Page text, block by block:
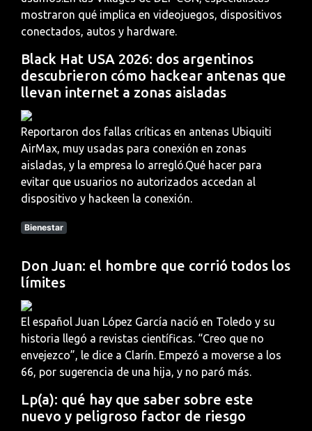
mostraron qué implica en videojuegos, dispositivos
conectados, autos y hardware.
Black Hat USA 2026: dos argentinos
descubrieron cómo hackear antenas que
llevan internet a zonas aisladas
Reportaron dos fallas críticas en antenas Ubiquiti
AirMax, muy usadas para conexión en zonas
aisladas, y la empresa lo arregló.Qué hacer para
evitar que usuarios no autorizados accedan al
dispositivo y hackeen la conexión.
Bienestar
Don Juan: el hombre que corrió todos los
límites
El español Juan López García nació en Toledo y su
historia llegó a revistas científicas. “Creo que no
envejezco”, le dice a Clarín. Empezó a moverse a los
66, por sugerencia de una hija, y no paró más.
Lp(a): qué hay que saber sobre este
nuevo y peligroso factor de riesgo